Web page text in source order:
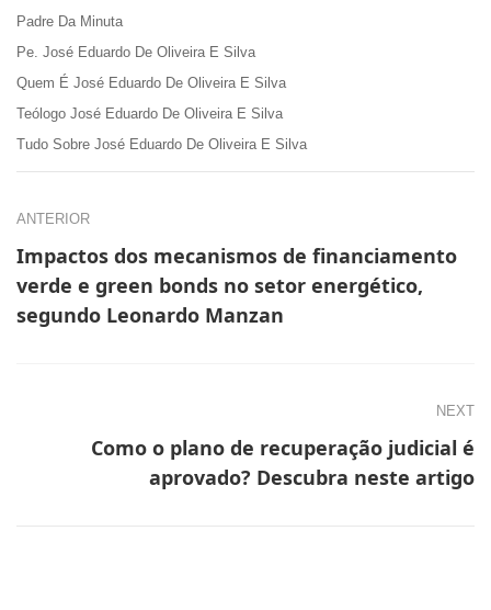
Padre Da Minuta
Pe. José Eduardo De Oliveira E Silva
Quem É José Eduardo De Oliveira E Silva
Teólogo José Eduardo De Oliveira E Silva
Tudo Sobre José Eduardo De Oliveira E Silva
ANTERIOR
Impactos dos mecanismos de financiamento
verde e green bonds no setor energético,
segundo Leonardo Manzan
NEXT
Como o plano de recuperação judicial é
aprovado? Descubra neste artigo